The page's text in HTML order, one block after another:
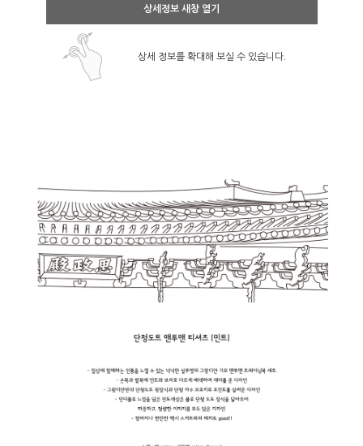
상세정보 새창 열기
상세 정보를 확대해 보실 수 있습니다.